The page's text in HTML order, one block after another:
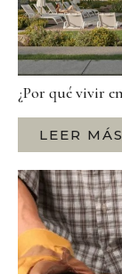
¿Por qué vivir
LEER MÁS